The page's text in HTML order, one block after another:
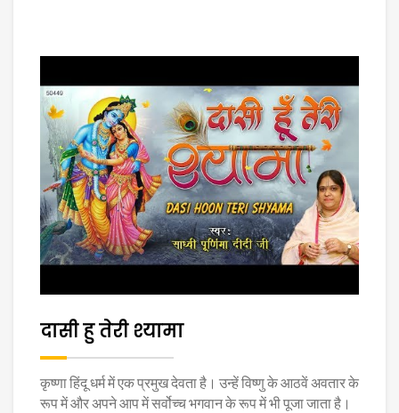
दासी हु तेरी श्यामा
कृष्णा हिंदू धर्म में एक प्रमुख देवता है। उन्हें विष्णु के आठवें अवतार के
रूप में और अपने आप में सर्वोच्च भगवान के रूप में भी पूजा जाता है।